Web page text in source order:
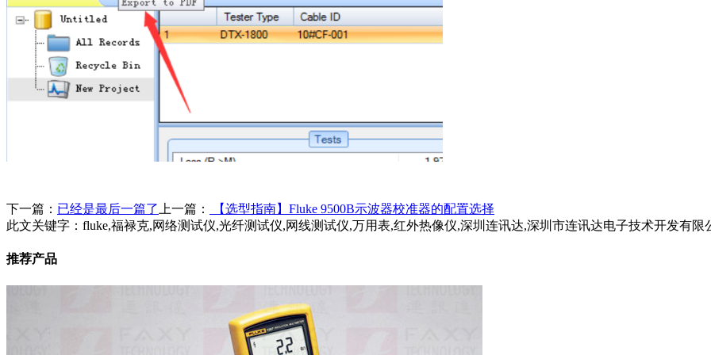
下一篇： 已经是最后一篇了 上一篇：
【选型指南】Fluke 9500B示波器校准器的配置选择
此文关键字： fluke,福禄克,网络测试仪,光纤测试仪,网线测试仪,万用表,红外热像仪,深圳连讯达,深圳市连讯达电子技术开发有限
推荐产品